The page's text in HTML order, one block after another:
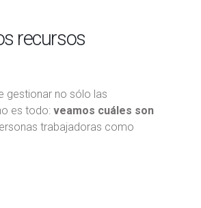
recursos
gestionar no sólo las
es todo: veamos cuáles son
trabajadoras como